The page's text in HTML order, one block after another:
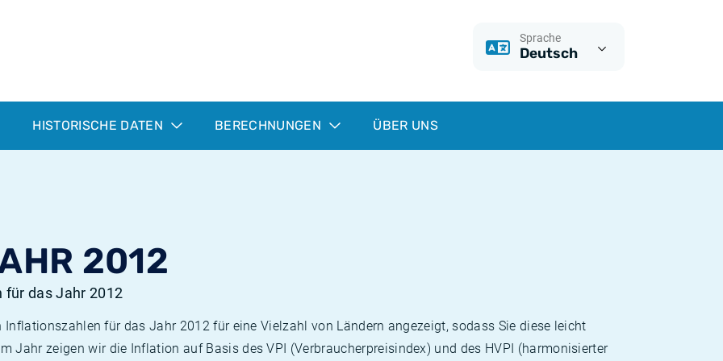
Sprache
Deutsch
HISTORISCHE DATEN BERECHNUNGEN ÜBER UNS
2012
das Jahr 2012
für das Jahr 2012 für eine Vielzahl von Ländern angezeigt, sodass Sie diese leicht
Jahr zeigen wir die Inflation auf Basis des VPI (Verbraucherpreisindex) und des HVPI (harmonisierter